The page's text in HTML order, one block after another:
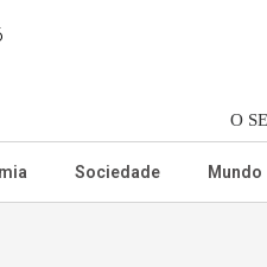
O
Sociedade Mundo